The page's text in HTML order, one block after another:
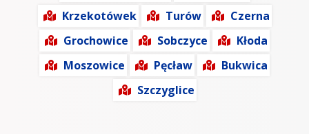
Krzekotówek
Turów
Czerna
Grochowice
Sobczyce
Kłoda
Moszowice
Pęcław
Bukwica
Szczyglice